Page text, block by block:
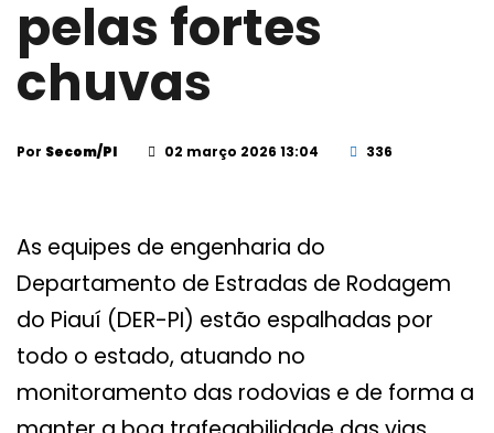
pelas fortes
chuvas
Por Secom/PI 02 março 2026 13:04 336
As equipes de engenharia do
Departamento de Estradas de Rodagem
do Piauí (DER-PI) estão espalhadas por
todo o estado, atuando no
monitoramento das rodovias e de forma a